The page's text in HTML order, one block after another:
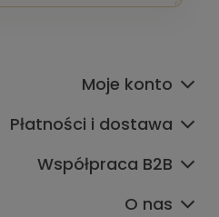
Moje konto
Płatności i dostawa
Współpraca B2B
O nas